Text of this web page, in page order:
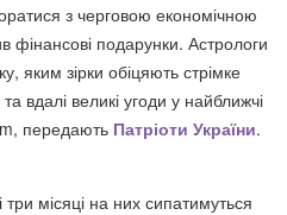
з черговою економічною
фінансові подарунки. Астрологи
яким зірки обіцяють стрімке
вдалі великі угоди у найближчі
передають Патріоти України.
місяці на них сипатимуться